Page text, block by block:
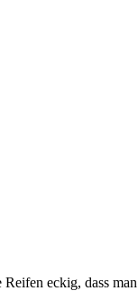
eckig, dass